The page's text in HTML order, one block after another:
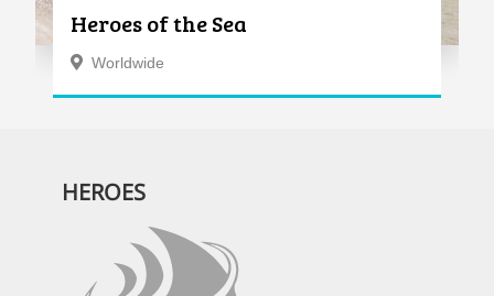
Heroes of the Sea
Worldwide
HEROES